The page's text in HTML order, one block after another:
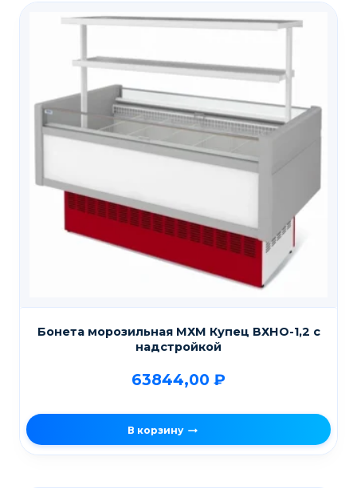
Бонета морозильная МХМ Купец ВХНО-1,2 с
надстройкой
63844,00 ₽
В корзину